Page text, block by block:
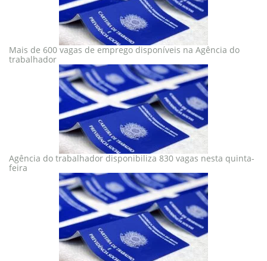
Mais de 600 vagas de emprego disponíveis na Agência do
trabalhador
Agência do trabalhador disponibiliza 830 vagas nesta quinta-
feira